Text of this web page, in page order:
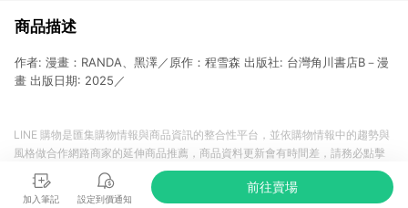
商品描述
作者: 漫畫：RANDA、黑澤／原作：程雪森 出版社: 台灣角川書店B－漫
畫 出版日期: 2025／
加入筆記 設定到價通知
前往賣場
LINE 購物是匯集購物情報與商品資訊的整合性平台，並依購物情報中的趨勢與
風格做合作網路商家的延伸商品推薦，商品資料更新會有時間差，請務必點擊
商品至各合作網路商家，確認現售價與購物條件，一切資訊以合作廠商網頁為
準。